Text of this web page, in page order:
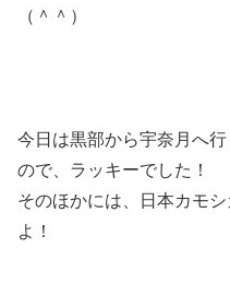
（＾＾）
今日は黒部から宇奈月へ
ので、ラッキーでした！
そのほかには、日本カモ
よ！